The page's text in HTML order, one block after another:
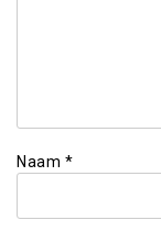
Naam *